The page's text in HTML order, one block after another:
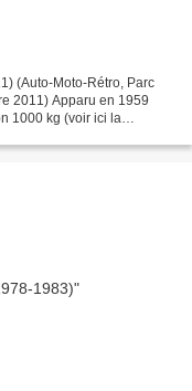
(Auto-Moto-Rétro, Parc
2011) Apparu en 1959
1000 kg (voir ici la